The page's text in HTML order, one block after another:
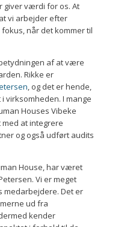
giver værdi for os. At
vi arbejder efter
når det kommer til
af at være
Rikke er
, og det er hende,
virksomheden. I mange
Houses Vibeke
at integrere
og også udført audits
House, har været
Vi er meget
medarbejdere. Det er
ud fra
kender